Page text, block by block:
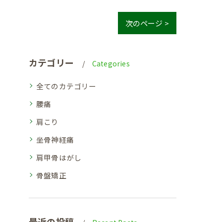
次のページ >
カテゴリー Categories
全てのカテゴリー
腰痛
肩こり
坐骨神経痛
肩甲骨はがし
骨盤矯正